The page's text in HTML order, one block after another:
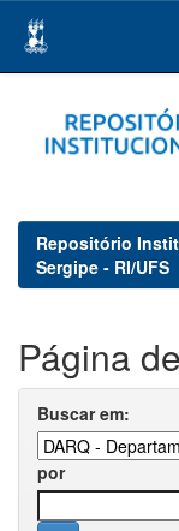
navigation
Repositório
Sergipe - RI/UFS
Página
Buscar em:
por